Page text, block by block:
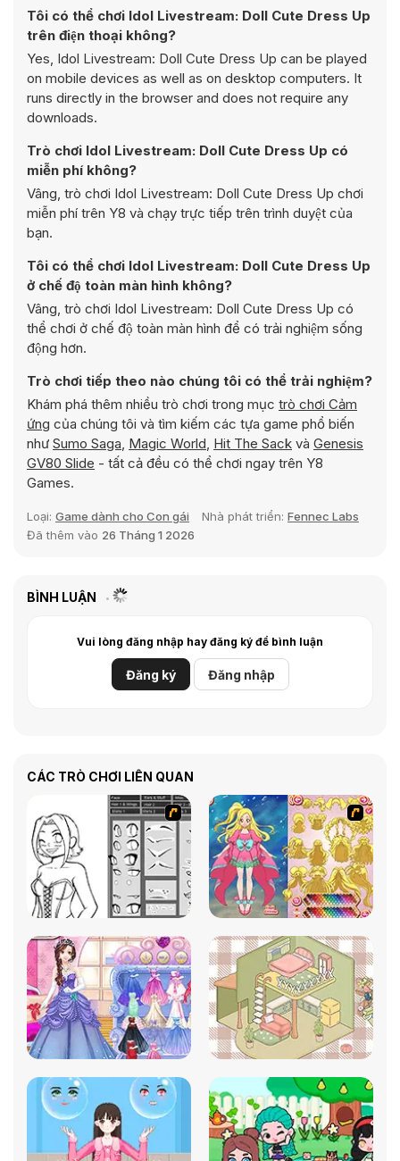
Tôi có thể chơi Idol Livestream: Doll Cute Dress Up
trên điện thoại không?
Yes, Idol Livestream: Doll Cute Dress Up can be played
on mobile devices as well as on desktop computers. It
runs directly in the browser and does not require any
downloads.
Trò chơi Idol Livestream: Doll Cute Dress Up có
miễn phí không?
Vâng, trò chơi Idol Livestream: Doll Cute Dress Up chơi
miễn phí trên Y8 và chạy trực tiếp trên trình duyệt của
bạn.
Tôi có thể chơi Idol Livestream: Doll Cute Dress Up
ở chế độ toàn màn hình không?
Vâng, trò chơi Idol Livestream: Doll Cute Dress Up có
thể chơi ở chế độ toàn màn hình để có trải nghiệm sống
động hơn.
Trò chơi tiếp theo nào chúng tôi có thể trải nghiệm?
Khám phá thêm nhiều trò chơi trong mục trò chơi Cảm
ứng của chúng tôi và tìm kiếm các tựa game phổ biến
như Sumo Saga, Magic World, Hit The Sack và Genesis
GV80 Slide - tất cả đều có thể chơi ngay trên Y8
Games.
Loại: Game dành cho Con gái Nhà phát triển: Fennec Labs
Đã thêm vào 26 Tháng 1 2026
BÌNH LUẬN
Vui lòng đăng nhập hay đăng ký để bình luận
Đăng ký Đăng nhập
CÁC TRÒ CHƠI LIÊN QUAN